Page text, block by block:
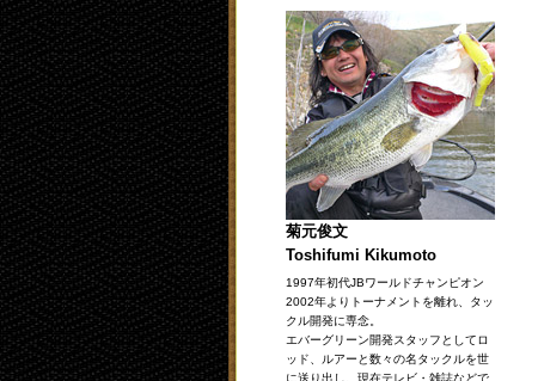
菊元俊文
Toshifumi Kikumoto
1997年初代JBワールドチャンピオン
2002年よりトーナメントを離れ、タッ
クル開発に専念。
エバーグリーン開発スタッフとしてロ
ッド、ルアーと数々の名タックルを世
に送り出し、現在テレビ・雑誌などで